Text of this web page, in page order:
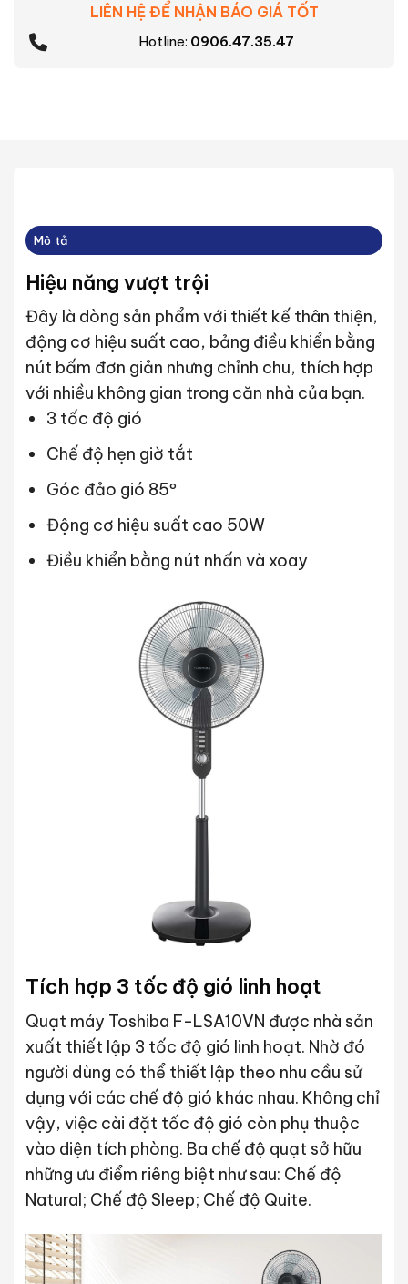
LIÊN HỆ ĐỂ NHẬN BÁO GIÁ TỐT
Hotline: 0906.47.35.47
Mô tả
Hiệu năng vượt trội
Đây là dòng sản phẩm với thiết kế thân thiện,
động cơ hiệu suất cao, bảng điều khiển bằng
nút bấm đơn giản nhưng chỉnh chu, thích hợp
với nhiều không gian trong căn nhà của bạn.
3 tốc độ gió
Chế độ hẹn giờ tắt
Góc đảo gió 85º
Động cơ hiệu suất cao 50W
Điều khiển bằng nút nhấn và xoay
Tích hợp 3 tốc độ gió linh hoạt
Quạt máy Toshiba F-LSA10VN được nhà sản
xuất thiết lập 3 tốc độ gió linh hoạt. Nhờ đó
người dùng có thể thiết lập theo nhu cầu sử
dụng với các chế độ gió khác nhau. Không chỉ
vậy, việc cài đặt tốc độ gió còn phụ thuộc
vào diện tích phòng. Ba chế độ quạt sở hữu
những ưu điểm riêng biệt như sau: Chế độ
Natural; Chế độ Sleep; Chế độ Quite.